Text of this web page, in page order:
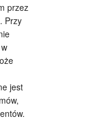
przez
Przy
jest